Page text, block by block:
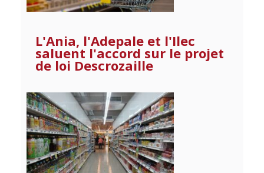
L'Ania, l'Adepale et l'Ilec
saluent l'accord sur le projet
de loi Descrozaille